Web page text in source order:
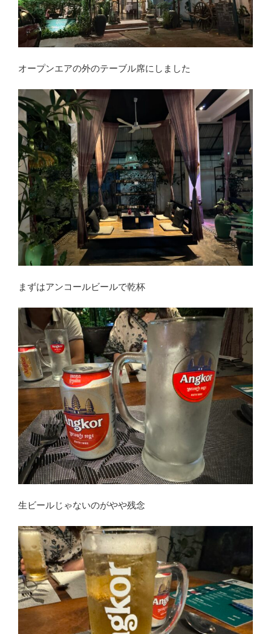
オープンエアの外のテーブル席にしました
まずはアンコールビールで乾杯
生ビールじゃないのがやや残念